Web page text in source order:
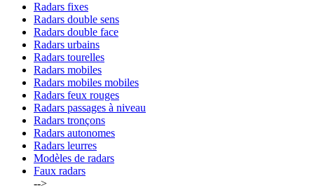
Radars fixes
Radars double sens
Radars double face
Radars urbains
Radars tourelles
Radars mobiles
Radars mobiles mobiles
Radars feux rouges
Radars passages à niveau
Radars tronçons
Radars autonomes
Radars leurres
Modèles de radars
Faux radars
-->